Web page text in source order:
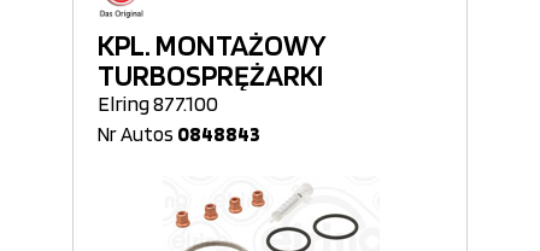
KPL. MONTAŻOWY
TURBOSPRĘŻARKI
Elring 877.100
Nr Autos 0848843